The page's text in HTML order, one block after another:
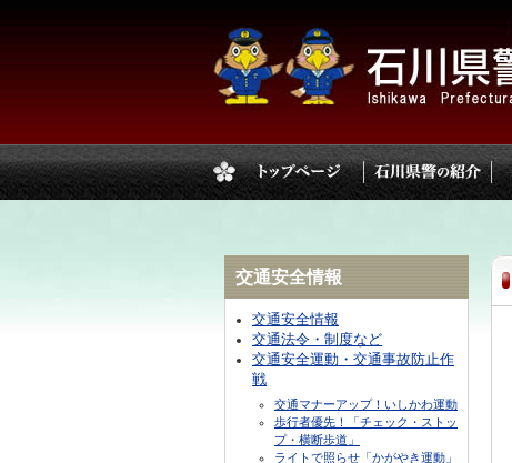
交通安全情報
交通安全情報
交通法令・制度など
交通安全運動・交通事故防止作
戦
交通マナーアップ！いしかわ運動
歩行者優先！「チェック・ストッ
プ・横断歩道」
ライトで照らせ「かがやき運動」